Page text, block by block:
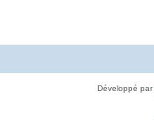
Développé par